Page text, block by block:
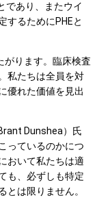
であり、またウイ
するためにPHEと
ります。臨床検査
私たちは全員を対
優れた価値を見出
Dunshea）氏
っているのかにつ
おいて私たちは適
も、必ずしも特定
とは限りません。